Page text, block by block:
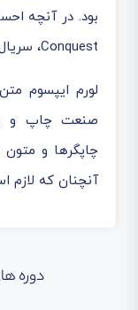
بود. در آنچه
Conquest، سریال برای کانال تاریخی اجرا کرد.
لورم ایپسوم
صنعت چاپ و
چاپگرها و
آنچنان که لازم
دوره